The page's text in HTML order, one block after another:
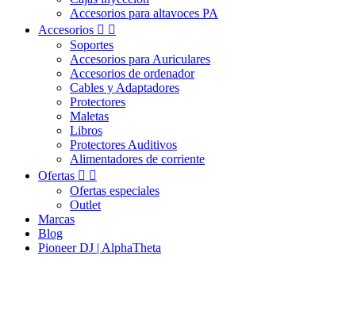
Accesorios para altavoces PA
Accesorios  
Soportes
Accesorios para Auriculares
Accesorios de ordenador
Cables y Adaptadores
Protectores
Maletas
Libros
Protectores Auditivos
Alimentadores de corriente
Ofertas  
Ofertas especiales
Outlet
Marcas
Blog
Pioneer DJ | AlphaTheta